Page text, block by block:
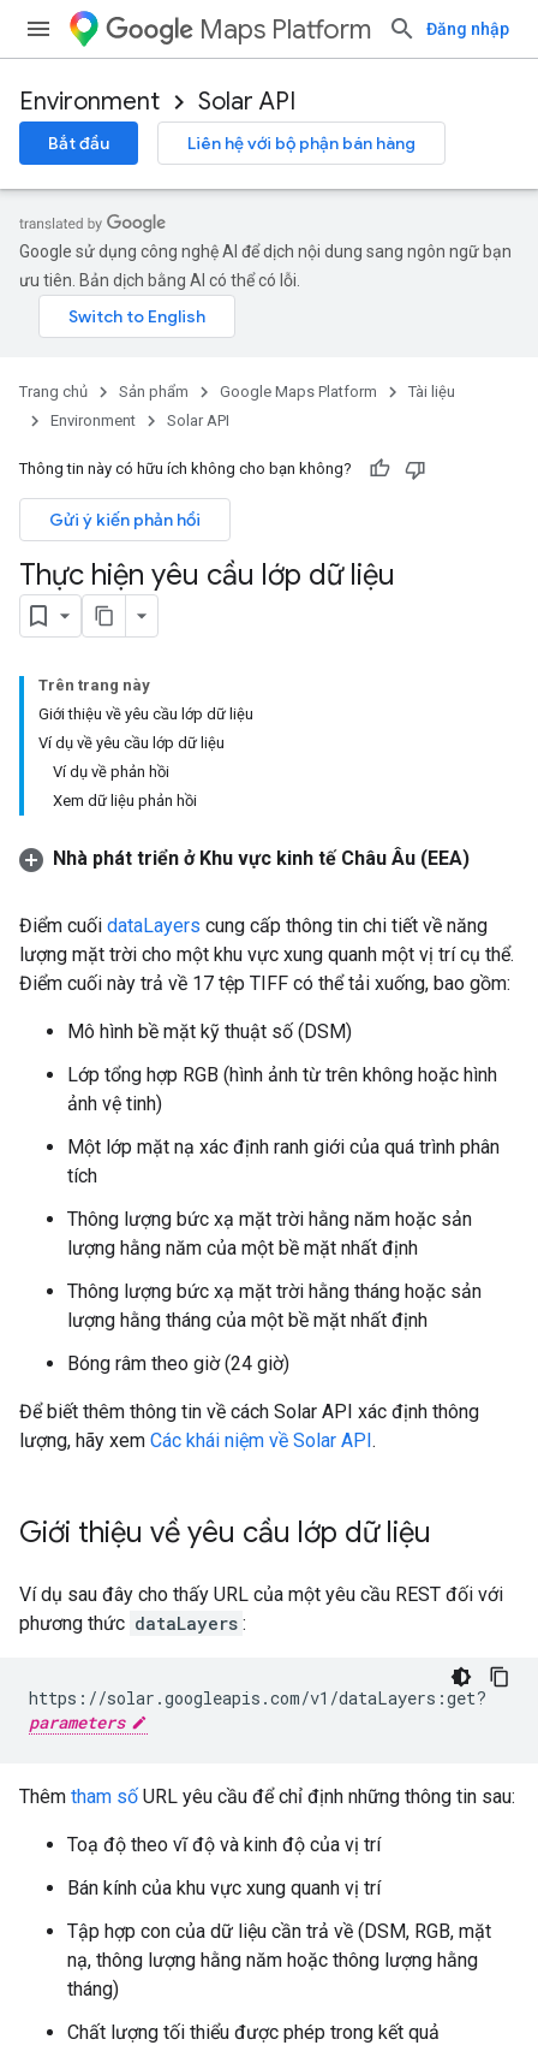
Maps Platform Đăng nhập
Environment Solar API
Bắt đầu Liên hệ với bộ phận bán hàng
Google sử dụng công nghệ AI để dịch nội dung sang ngôn ngữ bạn
ưu tiên. Bản dịch bằng AI có thể có lỗi.
Trang chủ Sản phẩm Google Maps Platform
Tài liệu
Environment
Solar API
Thông tin này có hữu ích không cho bạn không?
Gửi ý kiến phản hồi
Thực hiện yêu cầu lớp dữ liệu
Trên trang này
Giới thiệu về yêu cầu lớp dữ liệu
Ví dụ về yêu cầu lớp dữ liệu
Ví dụ về phản hồi
Xem dữ liệu phản hồi
Nhà phát triển ở Khu vực kinh tế Châu Âu (EEA)
Điểm cuối dataLayers cung cấp thông tin chi tiết về năng
lượng mặt trời cho một khu vực xung quanh một vị trí cụ thể.
Điểm cuối này trả về 17 tệp TIFF có thể tải xuống, bao gồm:
Mô hình bề mặt kỹ thuật số (DSM)
Lớp tổng hợp RGB (hình ảnh từ trên không hoặc hình
ảnh vệ tinh)
Một lớp mặt nạ xác định ranh giới của quá trình phân
tích
Thông lượng bức xạ mặt trời hằng năm hoặc sản
lượng hằng năm của một bề mặt nhất định
Thông lượng bức xạ mặt trời hằng tháng hoặc sản
lượng hằng tháng của một bề mặt nhất định
Bóng râm theo giờ (24 giờ)
Để biết thêm thông tin về cách Solar API xác định thông
lượng, hãy xem Các khái niệm về Solar API.
Giới thiệu về yêu cầu lớp dữ liệu
Ví dụ sau đây cho thấy URL của một yêu cầu REST đối với
phương thức dataLayers :
https://solar.googleapis.com/v1/dataLayers:get?
parameters
Thêm tham số URL yêu cầu để chỉ định những thông tin sau:
Toạ độ theo vĩ độ và kinh độ của vị trí
Bán kính của khu vực xung quanh vị trí
Tập hợp con của dữ liệu cần trả về (DSM, RGB, mặt
nạ, thông lượng hằng năm hoặc thông lượng hằng
tháng)
Chất lượng tối thiểu được phép trong kết quả